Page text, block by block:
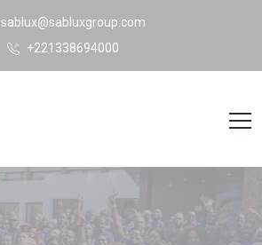
sablux@sabluxgroup.com
+221338694000